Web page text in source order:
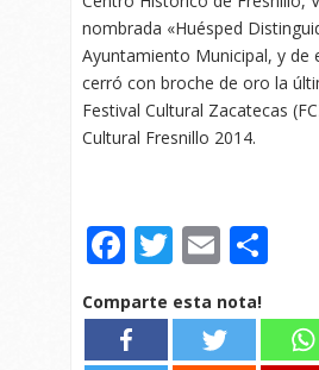
nombrada «Huésped
Ayuntamiento Municipal, y de
cerró con broche de oro la
Festival Cultural Zacatecas
Cultural Fresnillo 2014.
Facebook
Twitter
Email
Comparte esta nota!